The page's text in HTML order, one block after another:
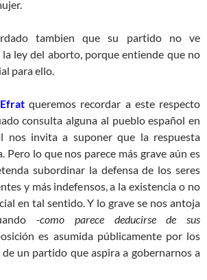
tambien que su partido no ve
ley del aborto, porque entiende que no
para ello.
queremos recordar a este respecto
consulta alguna al pueblo español en
nos invita a suponer que la respuesta
Pero lo que nos parece más grave aún es
subordinar la defensa de los seres
y más indefensos, a la existencia o no
en tal sentido. Y lo grave se nos antoja
-como parece deducirse de sus
es asumida públicamente por los
un partido que aspira a gobernarnos a